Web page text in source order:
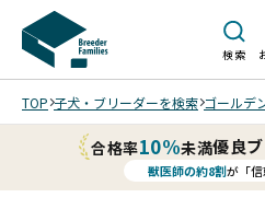
検索
TOP 子犬・ブリーダーを検索 ゴールデ
合格率10%未満優良
獣医師の約8割が「